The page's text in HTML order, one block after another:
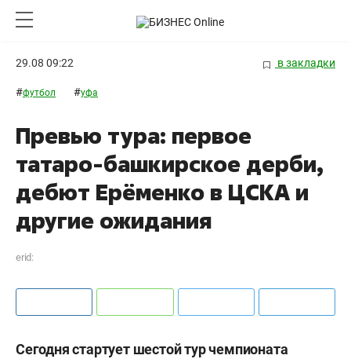
29.08 09:22 в закладки
#футбол #уфа
Превью тура: первое
татаро-башкирское дерби,
дебют Ерёменко в ЦСКА и
другие ожидания
erid:
Сегодня стартует шестой тур чемпионата